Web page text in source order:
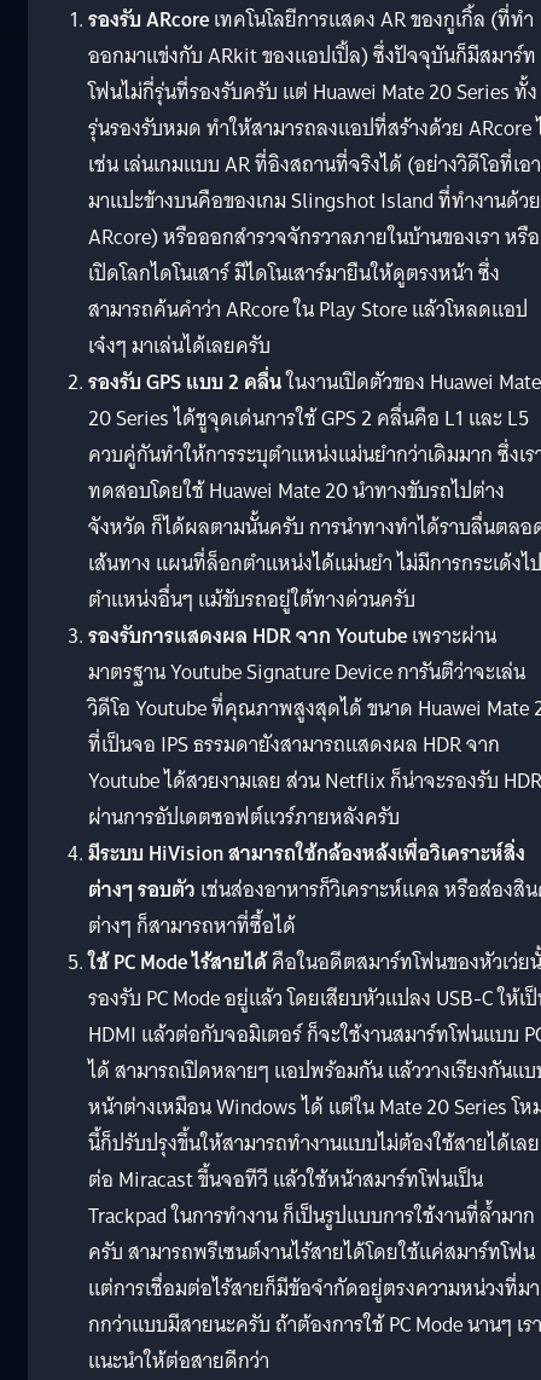
รองรับ ARcoreเทคโนโลยีการแสดง AR ของกูเกิ้ล (ที่ทำ
ออกมาแข่งกับ ARkit ของแอปเปิ้ล) ซึ่งปัจจุบันก็มีสมาร์ท
โฟนไม่กี่รุ่นที่รองรับครับ แต่ Huawei Mate 20 Series ทั้
รุ่นรองรับหมด ทำให้สามารถลงแอปที่สร้างด้วย ARcore
เช่น เล่นเกมแบบ AR ที่อิงสถานที่จริงได้ (อย่างวิดีโอที่เอา
มาแปะข้างบนคือของเกม Slingshot Island ที่ทำงานด้วย
ARcore) หรือออกสำรวจจักรวาลภายในบ้านของเรา หรือ
เปิดโลกไดโนเสาร์ มีไดโนเสาร์มายืนให้ดูตรงหน้า ซึ่ง
สามารถค้นคำว่า ARcore ใน Play Store แล้วโหลดแอป
เจ๋งๆ มาเล่นได้เลยครับ
รองรับ GPS แบบ 2 คลื่นในงานเปิดตัวของ Huawei Mate
20 Series ได้ชูจุดเด่นการใช้ GPS 2 คลื่นคือ L1 และ L5
ควบคู่กันทำให้การระบุตำแหน่งแม่นยำกว่าเดิมมาก ซึ่งเ
ทดสอบโดยใช้ Huawei Mate 20 นำทางขับรถไปต่าง
จังหวัด ก็ได้ผลตามนั้นครับ การนำทางทำได้ราบลื่นตลอ
เส้นทาง แผนที่ล็อกตำแหน่งได้แม่นยำ ไม่มีการกระเด้งไป
ตำแหน่งอื่นๆ แม้ขับรถอยู่ใต้ทางด่วนครับ
รองรับการแสดงผล HDR จาก Youtubeเพราะผ่าน
มาตรฐาน Youtube Signature Device การันตีว่าจะเล่น
วิดีโอ Youtube ที่คุณภาพสูงสุดได้ ขนาด Huawei Mate
ที่เป็นจอ IPS ธรรมดายังสามารถแสดงผล HDR จาก
Youtube ได้สวยงามเลย ส่วน Netflix ก็น่าจะรองรับ HDR
ผ่านการอัปเดตซอฟต์แวร์ภายหลังครับ
มีระบบ HiVision สามารถใช้กล้องหล้งเพื่อวิเคราะห์สิ่ง
ต่างๆ รอบตัว เช่นส่องอาหารก็วิเคราะห์แคล หรือส่องสิ
ต่างๆ ก็สามารถหาที่ซื้อได้
ใช้ PC Mode ไร้สายได้คือในอดีตสมาร์ทโฟนของหัวเว่ย
รองรับ PC Mode อยู่แล้ว โดยเสียบหัวแปลง USB-C ให้เ
HDMI แล้วต่อกับจอมิเตอร์ ก็จะใช้งานสมาร์ทโฟนแบบ
ได้ สามารถเปิดหลายๆ แอปพร้อมกัน แล้ววางเรียงกันแ
หน้าต่างเหมือน Windows ได้ แต่ใน Mate 20 Series โ
นี้ก็ปรับปรุงขึ้นให้สามารถทำงานแบบไม่ต้องใช้สายได้เลย
ต่อ Miracast ขึ้นจอทีวี แล้วใช้หน้าสมาร์ทโฟนเป็น
Trackpad ในการทำงาน ก็เป็นรูปแบบการใช้งานที่ล้ำมาก
ครับ สามารถพรีเซนต์งานไร้สายได้โดยใช้แค่สมาร์ทโฟน
แต่การเชื่อมต่อไร้สายก็มีข้อจำกัดอยู่ตรงความหน่วงที่มา
กกว่าแบบมีสายนะครับ ถ้าต้องการใช้ PC Mode นานๆ เร
แนะนำให้ต่อสายดีกว่า